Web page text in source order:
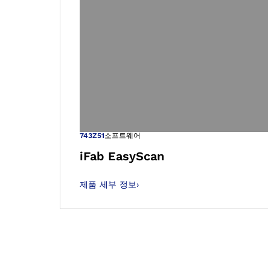
갤러리 보기에
743Z51소프트웨어
iFab EasyScan
제품 세부 정보›